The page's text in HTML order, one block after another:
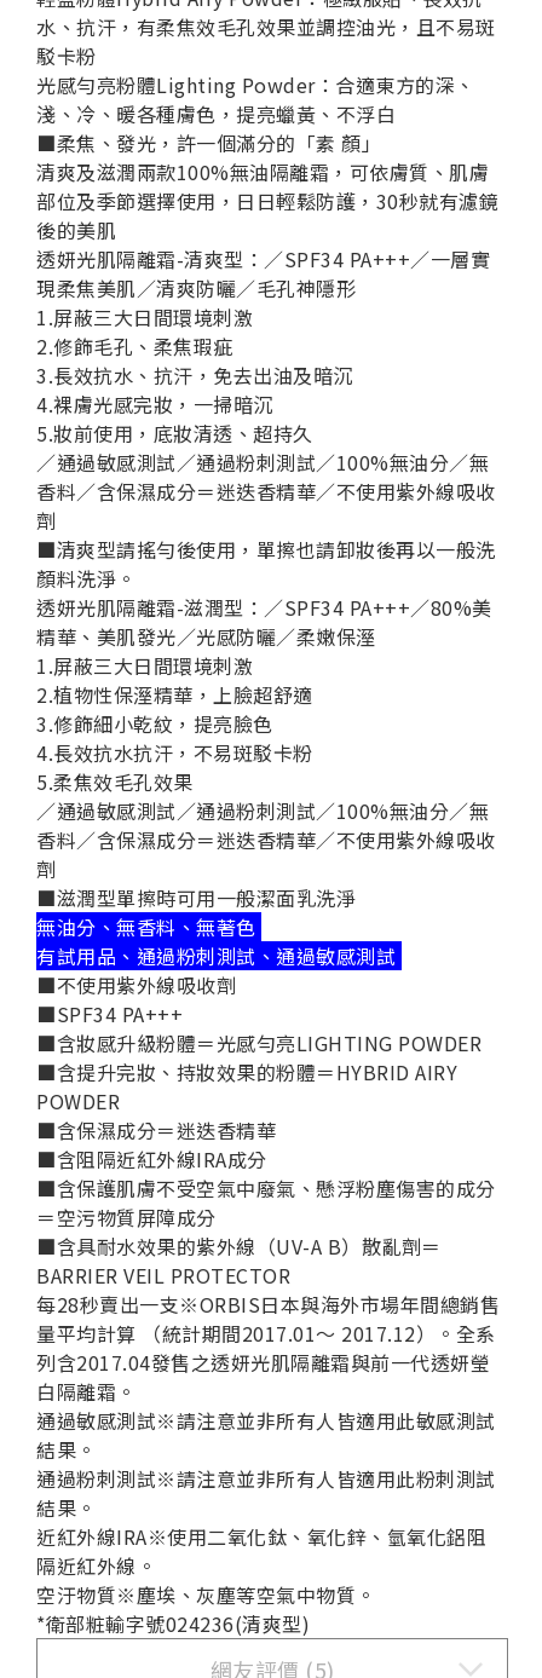
水、抗汗，有柔焦效毛孔效果並調控油光，且不易斑
駁卡粉
光感勻亮粉體Lighting Powder： 合適東方的深、
淺、冷、暖各種膚色，提亮蠟黃、不浮白
■柔焦、發光，許一個滿分的「素 顏」
清爽及滋潤兩款100%無油隔離霜，可依膚質、肌膚
部位及季節選擇使用，日日輕鬆防護，30秒就有濾鏡
後的美肌
透妍光肌隔離霜-清爽型： ／SPF34 PA+++／一層實
現柔焦美肌／清爽防曬／毛孔神隱形
1.屏蔽三大日間環境刺激
2.修飾毛孔、柔焦瑕疵
3.長效抗水、抗汗，免去出油及暗沉
4.裸膚光感完妝，一掃暗沉
5.妝前使用，底妝清透、超持久
／通過敏感測試／通過粉刺測試／100%無油分／無
香料／含保濕成分＝迷迭香精華／不使用紫外線吸收
劑
■清爽型請搖勻後使用，單擦也請卸妝後再以一般洗
顏料洗淨。
透妍光肌隔離霜-滋潤型： ／SPF34 PA+++／80%美
精華、美肌發光／光感防曬／柔嫩保溼
1.屏蔽三大日間環境刺激
2.植物性保溼精華，上臉超舒適
3.修飾細小乾紋，提亮臉色
4.長效抗水抗汗，不易斑駁卡粉
5.柔焦效毛孔效果
／通過敏感測試／通過粉刺測試／100%無油分／無
香料／含保濕成分＝迷迭香精華／不使用紫外線吸收
劑
■滋潤型單擦時可用一般潔面乳洗淨
無油分、無香料、無著色
有試用品、通過粉刺測試、通過敏感測試
■不使用紫外線吸收劑
■SPF34 PA+++
■含妝感升級粉體＝光感勻亮LIGHTING POWDER
■含提升完妝、持妝效果的粉體＝HYBRID AIRY
POWDER
■含保濕成分＝迷迭香精華
■含阻隔近紅外線IRA成分
■含保護肌膚不受空氣中廢氣、懸浮粉塵傷害的成分
＝空污物質屏障成分
■含具耐水效果的紫外線（UV-A B）散亂劑＝
BARRIER VEIL PROTECTOR
每28秒賣出一支※ORBIS日本與海外市場年間總銷售
量平均計算 （統計期間2017.01～ 2017.12）。全系
列含2017.04發售之透妍光肌隔離霜與前一代透妍瑩
白隔離霜。
通過敏感測試※請注意並非所有人皆適用此敏感測試
結果。
通過粉刺測試※請注意並非所有人皆適用此粉刺測試
結果。
近紅外線IRA※使用二氧化鈦、氧化鋅、氫氧化鋁阻
隔近紅外線。
空汙物質※塵埃、灰塵等空氣中物質。
*衛部粧輸字號024236(清爽型)
網友評價 (5)